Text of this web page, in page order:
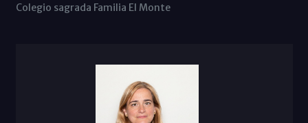
Colegio sagrada Familia El Monte